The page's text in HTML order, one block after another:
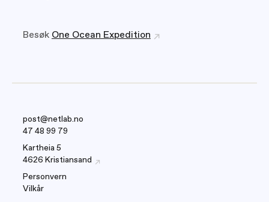
Besøk One Ocean Expedition
post@netlab.no
47 48 99 79
Kartheia 5
4626 Kristiansand
Personvern
Vilkår